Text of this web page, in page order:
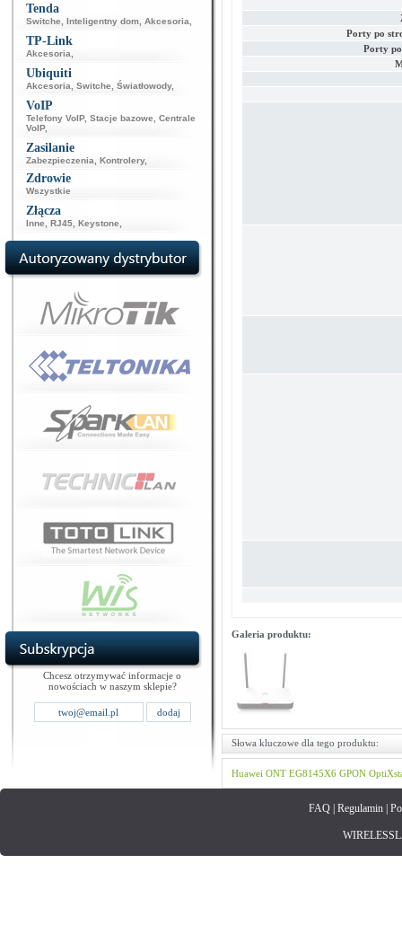
Tenda
Switche Inteligentny dom Akcesoria
TP-Link
Akcesoria
Ubiquiti
Akcesoria Switche Światłowody,
VoIP
Telefony VoIP, Stacje bazowe
Centrale
VoIP,
Zasilanie
Zabezpieczenia Kontrolery,
Zdrowie
Wszystkie
Złącza
Inne RJ45 Keystone
Chcesz otrzymywać informacje o
nowościach w naszym sklepie?
Porty po
Porty
Galeria produktu:
Słowa kluczowe dla tego produktu:
Huawei ONT EG8145X6 GPON
FAQ| Regulamin|